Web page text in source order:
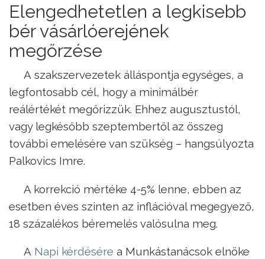
Elengedhetetlen a legkisebb
bér vásárlóerejének
megőrzése
A szakszervezetek álláspontja egységes, a
legfontosabb cél, hogy a minimálbér
reálértékét megőrizzük. Ehhez augusztustól,
vagy legkésőbb szeptembertől az összeg
további emelésére van szükség – hangsúlyozta
Palkovics Imre.
A korrekció mértéke 4-5% lenne, ebben az
esetben éves szinten az inflációval megegyező,
18 százalékos béremelés valósulna meg.
A Napi kérdésére a Munkástanácsok elnöke